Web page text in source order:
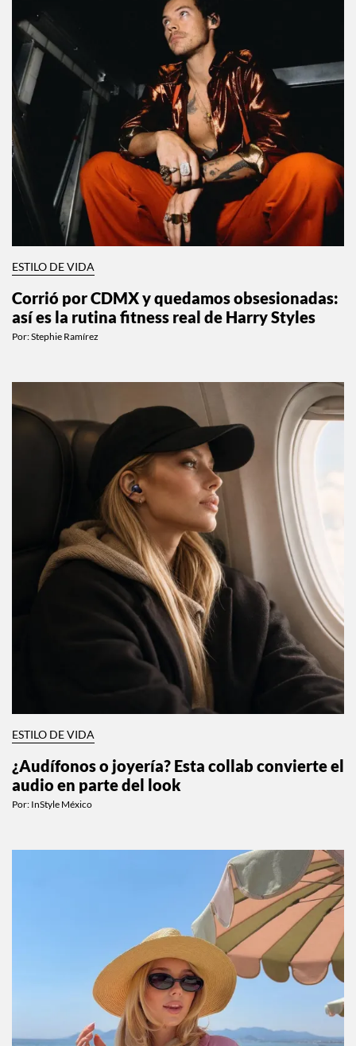
ESTILO DE VIDA
Corrió por CDMX y quedamos obsesionadas:
así es la rutina fitness real de Harry Styles
Por:Stephie Ramírez
ESTILO DE VIDA
¿Audífonos o joyería? Esta collab convierte el
audio en parte del look
Por: InStyle México